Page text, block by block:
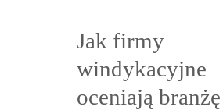
Jak firmy
windykacyjne
oceniają branżę